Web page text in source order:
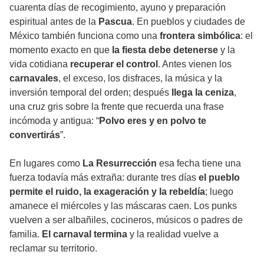
cuarenta días de recogimiento, ayuno y preparación
espiritual antes de la Pascua. En pueblos y ciudades de
México también funciona como una frontera simbólica: el
momento exacto en que la fiesta debe detenerse y la
vida cotidiana recuperar el control . Antes vienen los
carnavales, el exceso, los disfraces, la música y la
inversión temporal del orden; después
llega la ceniza,
una cruz gris sobre la frente que recuerda una frase
incómoda y antigua: “Polvo eres y en polvo te
convertirás”.
En lugares como La Resurrección esa fecha tiene una
fuerza todavía más extraña: durante tres días el pueblo
permite el ruido, la exageración y la rebeldía; luego
amanece el miércoles y las máscaras caen. Los punks
vuelven a ser albañiles, cocineros, músicos o padres de
familia. El carnaval termina y la realidad vuelve a
reclamar su territorio.